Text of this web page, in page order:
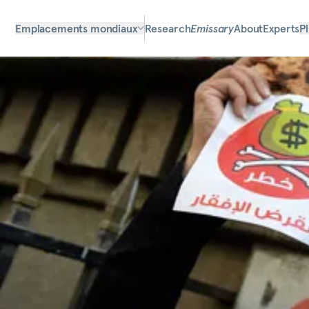
Emplacements mondiaux ResearchEmissaryAboutExperts